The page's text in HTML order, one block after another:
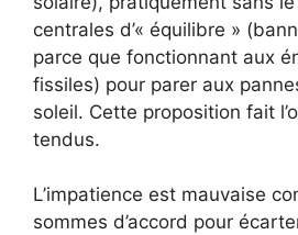
centrales d’« équilibre »
parce que fonctionnant aux
fissiles) pour parer aux
soleil. Cette proposition fait
tendus.
L’impatience est mauvaise
sommes d’accord pour